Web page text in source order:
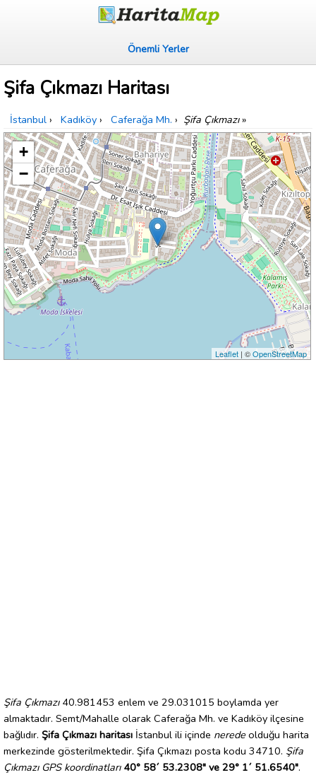
Önemli Yerler
Şifa Çıkmazı Haritası
İstanbul › Kadıköy › Caferağa Mh. › Şifa Çıkmazı»
+
−
Leaflet| ©OpenStreetMap
Şifa Çıkmazı40.981453 enlem ve 29.031015 boylamda yer
almaktadır. Semt/Mahalle olarak Caferağa Mh. ve Kadıköy ilçesine
bağlıdır. Şifa Çıkmazı haritası İstanbul ili içinde nerede olduğu harita
merkezinde gösterilmektedir. Şifa Çıkmazı posta kodu 34710. Şifa
Çıkmazı GPS koordinatları 40° 58´ 53.2308" ve 29° 1´ 51.6540".